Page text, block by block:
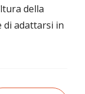
della
di adattarsi in